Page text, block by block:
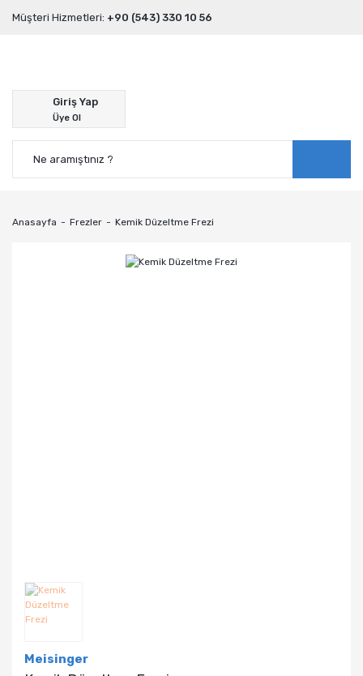
Müşteri Hizmetleri: +90 (543) 330 10 56
Giriş Yap
Üye Ol
Anasayfa Frezler Kemik Düzeltme Frezi
Meisinger